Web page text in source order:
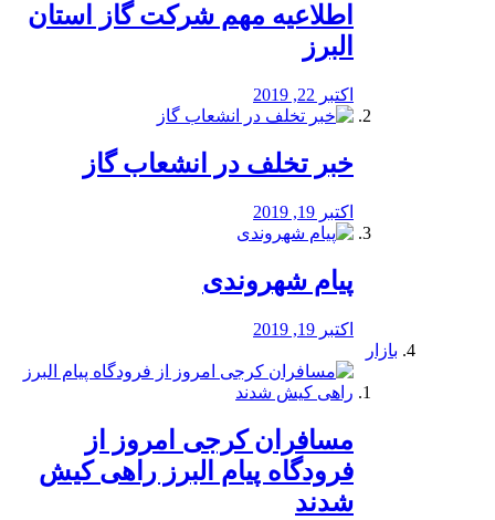
️اطلاعیه مهم شرکت گاز استان
البرز
اکتبر 22, 2019
خبر تخلف در انشعاب گاز
اکتبر 19, 2019
پیام شهروندی
اکتبر 19, 2019
بازار
مسافران کرجی امروز از
فرودگاه پیام البرز راهی کیش
شدند